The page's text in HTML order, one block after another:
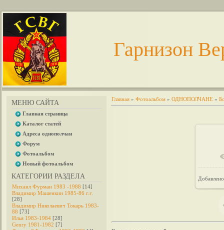
Гарнизон
МЕНЮ САЙТА
Главная страница
Каталог статей
Адреса однополчан
Форум
Фотоальбом
Новый фотоальбом
КАТЕГОРИИ РАЗДЕЛА
Михаил Фурман 1983 -1988 [14]
Владимир Машенкин 1985-86 г.г.
[28]
Владимир Николаевич Токарь 1983-
88 [73]
Илья 1983-1984 [28]
Genry 1981-1982 [7]
Главная » Фотоальбом » ОДНОПОЛЧАНЕ »
Добавлено